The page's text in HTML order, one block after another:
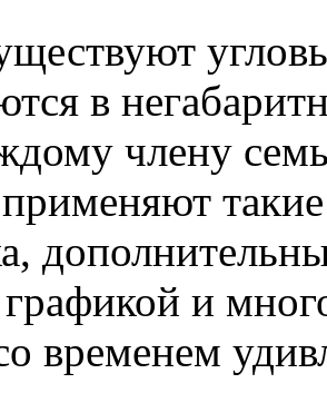
в
члену
графикой и
временем